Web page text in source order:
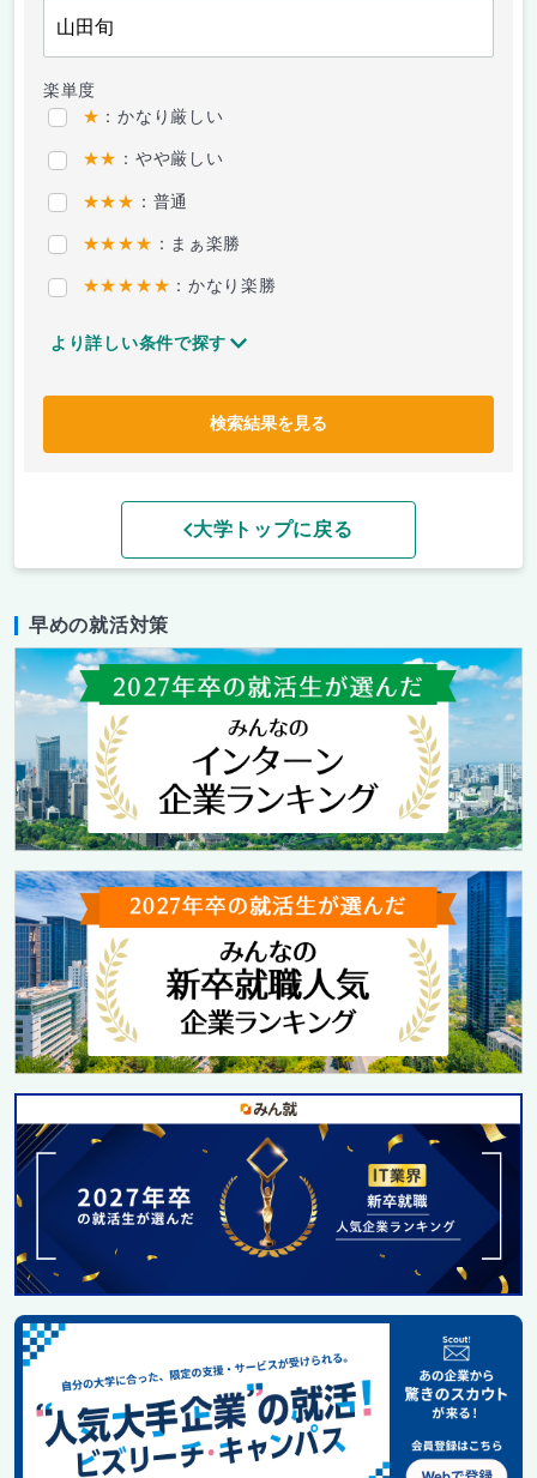
楽単度
★ ：かなり厳しい
★★ ：やや厳しい
★★★ ：普通
★★★★ ：まぁ楽勝
★★★★★ ：かなり楽勝
より詳しい条件で探す
検索結果を見る
大学トップに戻る
早めの就活対策